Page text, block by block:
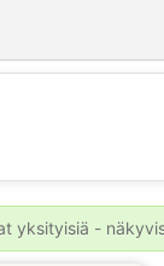
💕
yksityisiä -